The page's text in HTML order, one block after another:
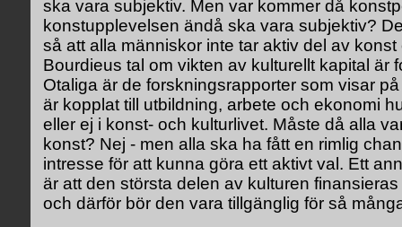
ska vara subjektiv. Men var kommer då
konstupplevelsen ändå ska vara subjektiv?
så att alla människor inte tar aktiv del av konst
Bourdieus tal om vikten av kulturellt kapital är
Otaliga är de forskningsrapporter som visar
är kopplat till utbildning, arbete och ekonomi
eller ej i konst- och kulturlivet. Måste då alla
konst? Nej - men alla ska ha fått en rimlig
intresse för att kunna göra ett aktivt val. Ett
är att den största delen av kulturen
och därför bör den vara tillgänglig för så